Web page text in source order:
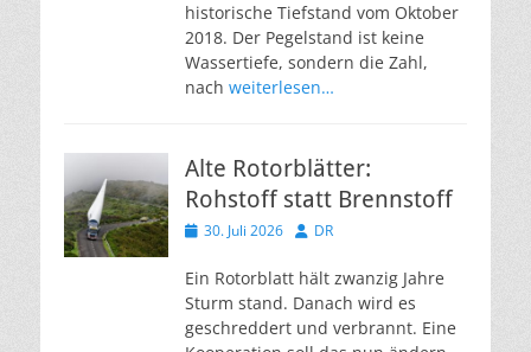
historische Tiefstand vom Oktober
2018. Der Pegelstand ist keine
Wassertiefe, sondern die Zahl,
nach weiterlesen…
Alte Rotorblätter:
Rohstoff statt Brennstoff
Veröffentlicht
30. Juli 2026 Autor
DR
Ein Rotorblatt hält zwanzig Jahre
Sturm stand. Danach wird es
geschreddert und verbrannt. Eine